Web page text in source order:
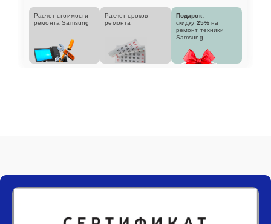
Расчет стоимости
ремонта Samsung
Расчет сроков
ремонта
Подарок:
скидку 25% на
ремонт техники
Samsung